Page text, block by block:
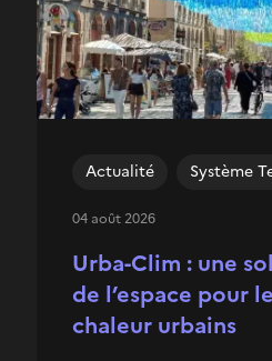
Urba-Clim : une
de l’espace pour
chaleur urbains
Actualité Système
04 août 2026